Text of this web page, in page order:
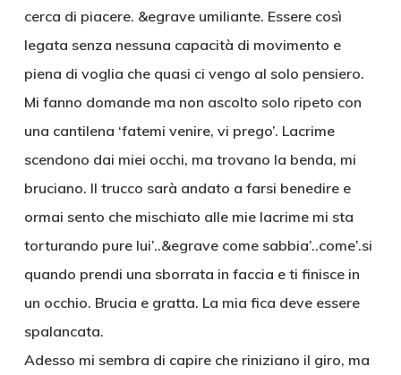
cerca di piacere. &egrave umiliante. Essere così
legata senza nessuna capacità di movimento e
piena di voglia che quasi ci vengo al solo pensiero.
Mi fanno domande ma non ascolto solo ripeto con
una cantilena ‘fatemi venire, vi prego’. Lacrime
scendono dai miei occhi, ma trovano la benda, mi
bruciano. Il trucco sarà andato a farsi benedire e
ormai sento che mischiato alle mie lacrime mi sta
torturando pure lui’..&egrave come sabbia’..come’.si
quando prendi una sborrata in faccia e ti finisce in
un occhio. Brucia e gratta. La mia fica deve essere
spalancata.
Adesso mi sembra di capire che riniziano il giro, ma